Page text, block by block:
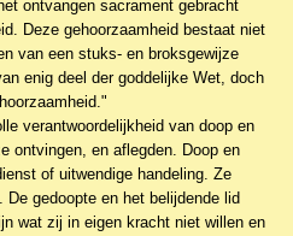
ontvangen sacrament gebracht
Deze gehoorzaamheid bestaat niet
van een stuks- en broksgewijze
enig deel der goddelijke Wet, doch
verantwoordelijkheid van doop en
ontvingen, en aflegden. Doop en
of uitwendige handeling. Ze
De gedoopte en het belijdende lid
wat zij in eigen kracht niet willen en